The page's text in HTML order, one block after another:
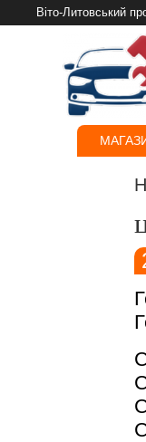
Віто-Литовський